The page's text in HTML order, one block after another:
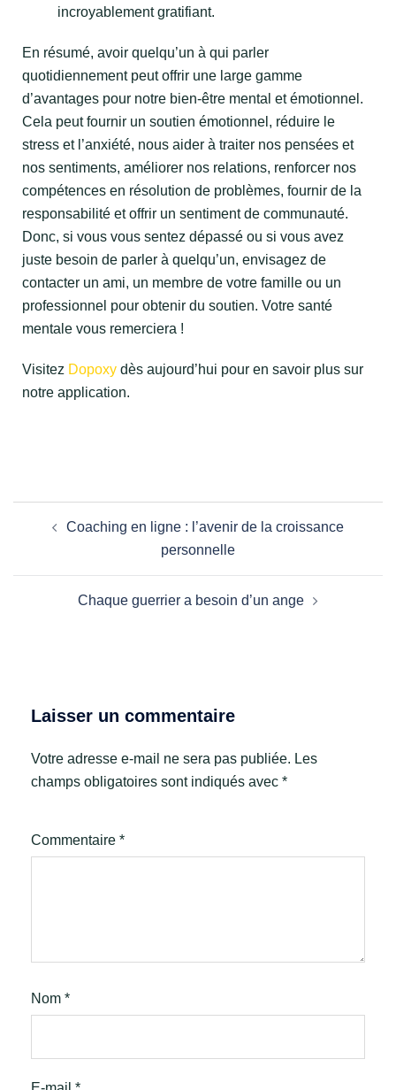
incroyablement gratifiant.
En résumé, avoir quelqu’un à qui parler
quotidiennement peut offrir une large gamme
d’avantages pour notre bien-être mental et émotionnel.
Cela peut fournir un soutien émotionnel, réduire le
stress et l’anxiété, nous aider à traiter nos pensées et
nos sentiments, améliorer nos relations, renforcer nos
compétences en résolution de problèmes, fournir de la
responsabilité et offrir un sentiment de communauté.
Donc, si vous vous sentez dépassé ou si vous avez
juste besoin de parler à quelqu’un, envisagez de
contacter un ami, un membre de votre famille ou un
professionnel pour obtenir du soutien. Votre santé
mentale vous remerciera !
Visitez Dopoxy dès aujourd’hui pour en savoir plus sur
notre application.
Coaching en ligne : l’avenir de la croissance
personnelle
Chaque guerrier a besoin d’un ange
Laisser un commentaire
Votre adresse e-mail ne sera pas publiée. Les
champs obligatoires sont indiqués avec *
Commentaire *
Nom *